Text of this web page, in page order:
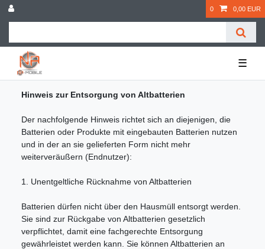
0 0,00 EUR
☰
Hinweis zur Entsorgung von Altbatterien
Der nachfolgende Hinweis richtet sich an diejenigen, die
Batterien oder Produkte mit eingebauten Batterien nutzen
und in der an sie gelieferten Form nicht mehr
weiterveräußern (Endnutzer):
1. Unentgeltliche Rücknahme von Altbatterien
Batterien dürfen nicht über den Hausmüll entsorgt werden.
Sie sind zur Rückgabe von Altbatterien gesetzlich
verpflichtet, damit eine fachgerechte Entsorgung
gewährleistet werden kann. Sie können Altbatterien an